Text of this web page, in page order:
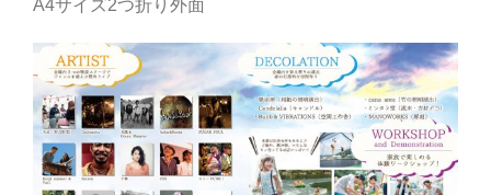
A4サイズ2つ折り外面